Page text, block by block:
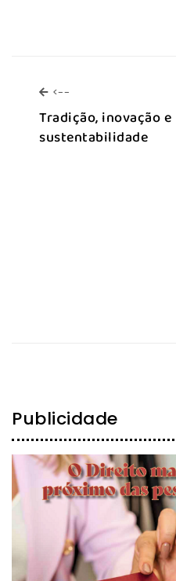
<--
Tradição, inovação e
sustentabilidade
Publicidade